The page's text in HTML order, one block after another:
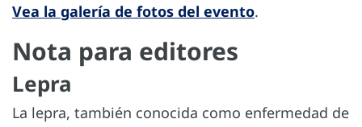
Vea la galería de fotos del evento.
Nota para editores
Lepra
La lepra, también conocida como enfermedad de